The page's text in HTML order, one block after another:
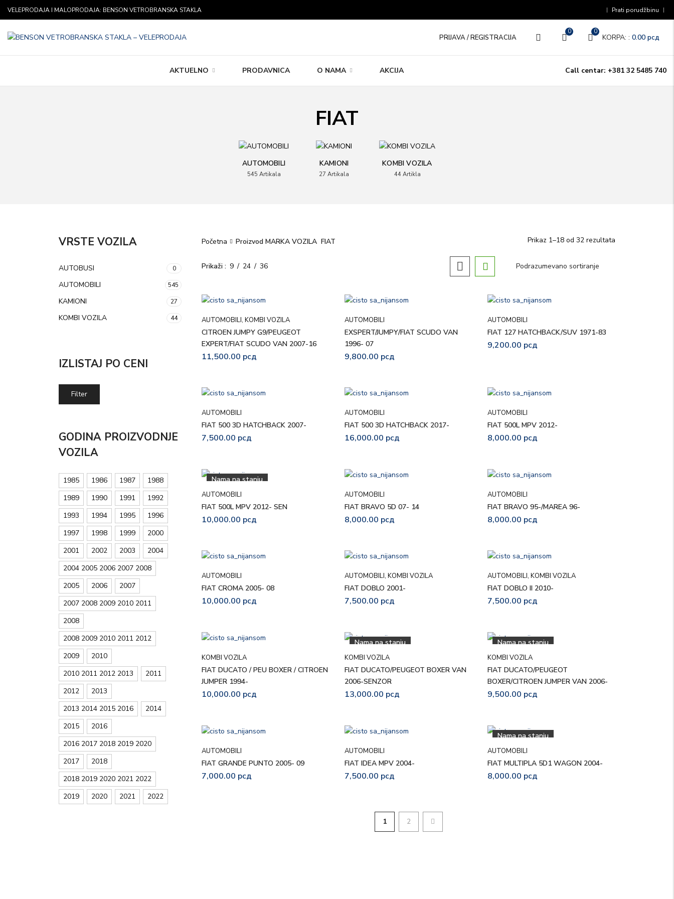
VELEPRODAJA I MALOPRODAJA: BENSON VETROBRANSKA STAKLA Prati porudžbinu
PRIJAVA / REGISTRACIJA
0 0
KORPA: : 0.00 рсд
AKTUELNO PRODAVNICA O NAMA AKCIJA Call centar: +381 32 5485 740
FIAT
AUTOMOBILI
545 Artikala
KAMIONI
27 Artikala
KOMBI VOZILA
44 Artikla
Početna Proizvod MARKA VOZILA FIAT Prikaz 1–18 od 32 rezultata
Prikaži 9 24 36
AUTOMOBILI, KOMBI VOZILA
CITROEN JUMPY G9/PEUGEOT
EXPERT/FIAT SCUDO VAN 2007-16
11,500.00 рсд
AUTOMOBILI
EXSPERT/JUMPY/FIAT SCUDO VAN
1996- 07
9,800.00 рсд
AUTOMOBILI
FIAT 127 HATCHBACK/SUV 1971-83
9,200.00 рсд
AUTOMOBILI
FIAT 500 3D HATCHBACK 2007-
7,500.00 рсд
AUTOMOBILI
FIAT 500 3D HATCHBACK 2017-
16,000.00 рсд
AUTOMOBILI
FIAT 500L MPV 2012-
8,000.00 рсд
Nama na stanju
AUTOMOBILI
FIAT 500L MPV 2012- SEN
10,000.00 рсд
AUTOMOBILI
FIAT BRAVO 5D 07- 14
8,000.00 рсд
AUTOMOBILI
FIAT BRAVO 95-/MAREA 96-
8,000.00 рсд
AUTOMOBILI
FIAT CROMA 2005- 08
10,000.00 рсд
AUTOMOBILI, KOMBI VOZILA
FIAT DOBLO 2001-
7,500.00 рсд
AUTOMOBILI, KOMBI VOZILA
FIAT DOBLO II 2010-
7,500.00 рсд
KOMBI VOZILA
FIAT DUCATO / PEU BOXER / CITROEN
JUMPER 1994-
10,000.00 рсд
Nama na stanju
KOMBI VOZILA
FIAT DUCATO/PEUGEOT BOXER VAN
2006-SENZOR
13,000.00 рсд
Nama na stanju
KOMBI VOZILA
FIAT DUCATO/PEUGEOT
BOXER/CITROEN JUMPER VAN 2006-
9,500.00 рсд
AUTOMOBILI
FIAT GRANDE PUNTO 2005- 09
7,000.00 рсд
AUTOMOBILI
FIAT IDEA MPV 2004-
7,500.00 рсд
Nama na stanju
AUTOMOBILI
FIAT MULTIPLA 5D1 WAGON 2004-
8,000.00 рсд
1 2
VRSTE VOZILA
AUTOBUSI 0
AUTOMOBILI 545
KAMIONI 27
KOMBI VOZILA 44
IZLISTAJ PO CENI
Filter
GODINA PROIZVODNJE
VOZILA
1985 1986 1987
1988
1989
1990 1991
1992
1993
1994 1995
1996
1997
1998 1999
2000
2001
2002 2003
2004
2004 2005 2006 2007 2008
2005
2006
2007
2007 2008 2009 2010 2011
2008
2008 2009 2010 2011 2012
2009
2010
2010 2011 2012 2013
2011
2012
2013
2013 2014 2015 2016
2014
2015
2016
2016 2017 2018 2019 2020
2017
2018
2018 2019 2020 2021 2022
2019
2020 2021 2022